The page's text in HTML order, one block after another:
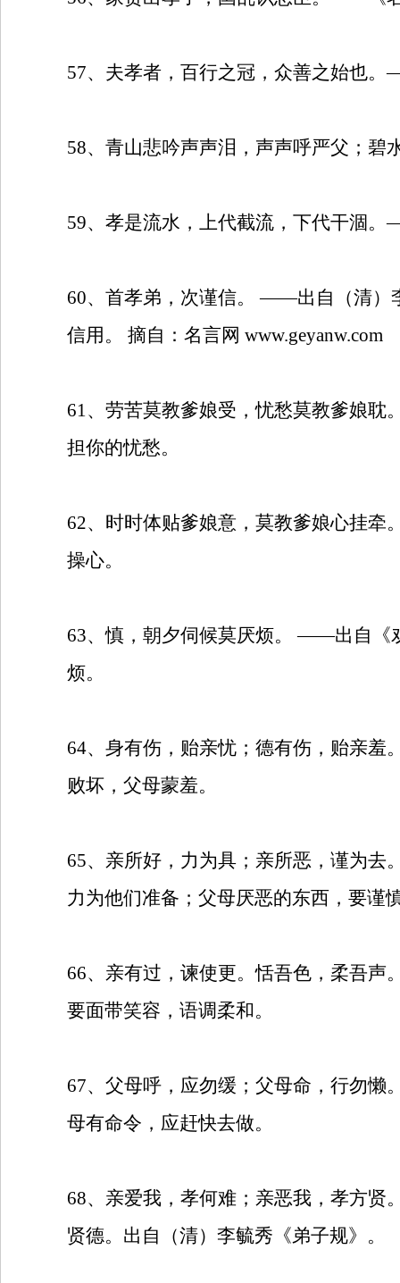
57、夫孝者，百行之冠，众善之始也
58、青山悲吟声声泪，声声呼严父；
59、孝是流水，上代截流，下代干涸
60、首孝弟，次谨信。
——出自（清）
信用。
摘自：名言网 www.geyanw.com
61、劳苦莫教爹娘受，忧愁莫教爹娘
担你的忧愁。
62、时时体贴爹娘意，莫教爹娘心挂牵
操心。
63、慎，朝夕伺候莫厌烦。
——出自《
烦。
64、身有伤，贻亲忧；德有伤，贻亲羞
败坏，父母蒙羞。
65、亲所好，力为具；亲所恶，谨为去
力为他们准备；父母厌恶的东西，要谨
66、亲有过，谏使更。恬吾色，柔吾声
要面带笑容，语调柔和。
67、父母呼，应勿缓；父母命，行勿懒
母有命令，应赶快去做。
68、亲爱我，孝何难；亲恶我，孝方贤
贤德。出自（清）李毓秀《弟子规》。